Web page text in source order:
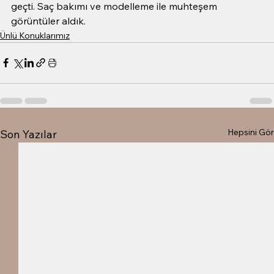
geçti. Saç bakımı ve modelleme ile muhteşem
görüntüler aldık.
Ünlü Konuklarımız
Son Yazılar Hepsini Gör